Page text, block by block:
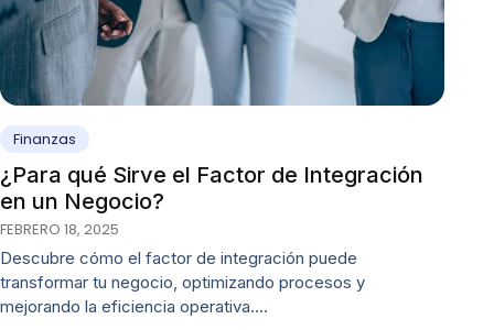
Finanzas
¿Para qué Sirve el Factor de Integración
en un Negocio?
FEBRERO 18, 2025
Descubre cómo el factor de integración puede
transformar tu negocio, optimizando procesos y
mejorando la eficiencia operativa.…